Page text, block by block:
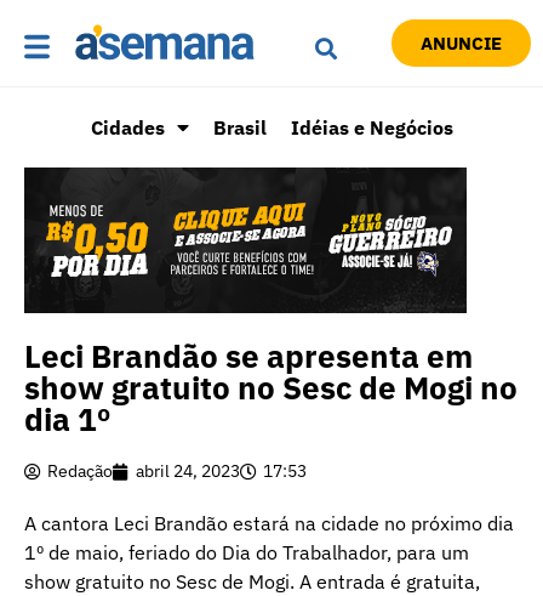
ANUNCIE
Cidades Brasil Idéias e Negócios
Leci Brandão se apresenta em
show gratuito no Sesc de Mogi no
dia 1º
Redação abril 24, 2023 17:53
A cantora Leci Brandão estará na cidade no próximo dia
1º de maio, feriado do Dia do Trabalhador, para um
show gratuito no Sesc de Mogi. A entrada é gratuita,